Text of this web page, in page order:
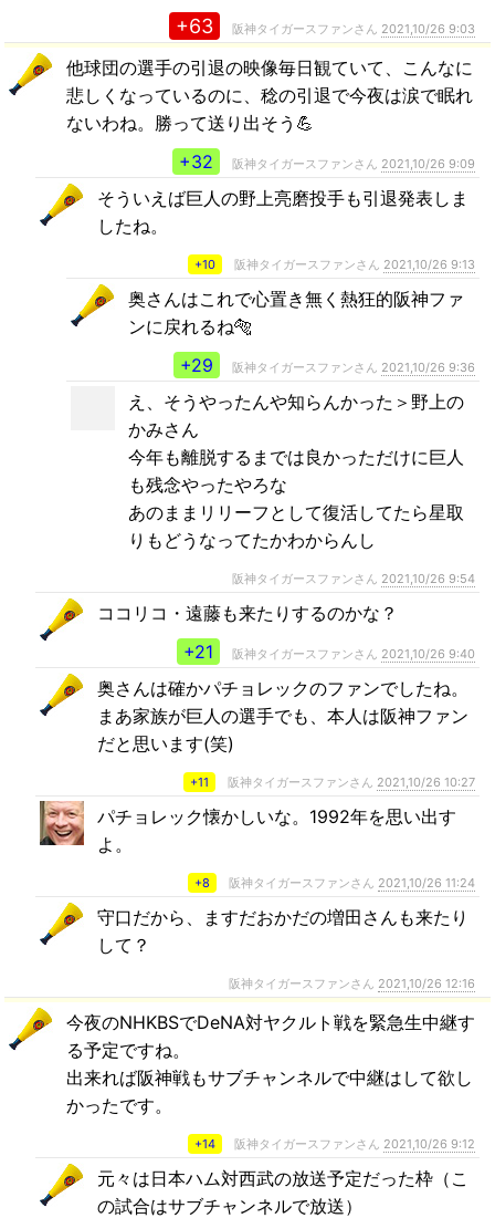
+63 阪神タイガースファンさん 2021,10/26 9:03
他球団の選手の引退の映像毎日観ていて、こんなに
悲しくなっているのに、稔の引退で今夜は涙で眠れ
ないわね。勝って送り出そう💪
+32
阪神タイガースファンさん 2021,10/26 9:09
そういえば巨人の野上亮磨投手も引退発表しま
したね。
+10 阪神タイガースファンさん 2021,10/26 9:13
奥さんはこれで心置き無く熱狂的阪神ファ
ンに戻れるね🐅
+29
阪神タイガースファンさん 2021,10/26 9:36
え、そうやったんや知らんかった＞野上の
かみさん
今年も離脱するまでは良かっただけに巨人
も残念やったやろな
あのままリリーフとして復活してたら星取
りもどうなってたかわからんし
阪神タイガースファンさん 2021,10/26 9:54
ココリコ・遠藤も来たりするのかな？
+21
阪神タイガースファンさん 2021,10/26 9:40
奥さんは確かパチョレックのファンでしたね。
まあ家族が巨人の選手でも、本人は阪神ファン
だと思います(笑)
+11 阪神タイガースファンさん 2021,10/26 10:27
パチョレック懐かしいな。1992年を思い出す
よ。
+8 阪神タイガースファンさん 2021,10/26 11:24
守口だから、ますだおかだの増田さんも来たり
して？
阪神タイガースファンさん 2021,10/26 12:16
今夜のNHKBSでDeNA対ヤクルト戦を緊急生中継す
る予定ですね。
出来れば阪神戦もサブチャンネルで中継はして欲し
かったです。
+14 阪神タイガースファンさん 2021,10/26 9:12
元々は日本ハム対西武の放送予定だった枠（こ
の試合はサブチャンネルで放送）